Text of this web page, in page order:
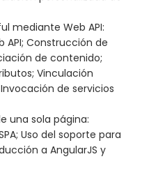
mediante Web API:
API; Construcción de
de contenido;
Vinculación
de servicios
una sola página:
Uso del soporte para
a AngularJS y